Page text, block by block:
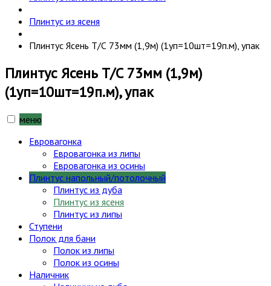
Плинтус из ясеня
Плинтус Ясень Т/С 73мм (1,9м) (1уп=10шт=19п.м), упак
Плинтус Ясень Т/С 73мм (1,9м)
(1уп=10шт=19п.м), упак
меню
Евровагонка
Евровагонка из липы
Евровагонка из осины
Плинтус напольный/потолочный
Плинтус из дуба
Плинтус из ясеня
Плинтус из липы
Ступени
Полок для бани
Полок из липы
Полок из осины
Наличник